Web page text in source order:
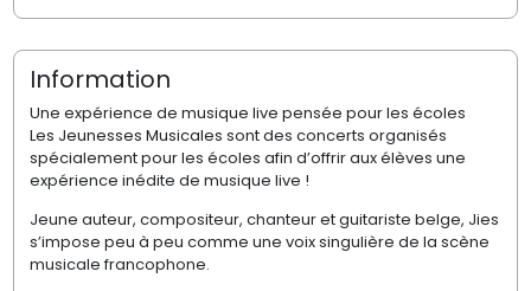
Information
Une expérience de musique live pensée pour les écoles
Les Jeunesses Musicales sont des concerts organisés
spécialement pour les écoles afin d’offrir aux élèves une
expérience inédite de musique live !
Jeune auteur, compositeur, chanteur et guitariste belge, Jies
s’impose peu à peu comme une voix singulière de la scène
musicale francophone.